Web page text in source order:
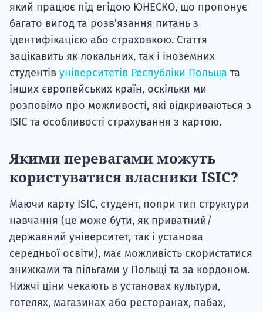
який працює під егідою ЮНЕСКО, що пропонує
багато вигод та розв’язання питань з
ідентифікацією або страховкою. Стаття
зацікавить як локальних, так і іноземних
студентів університетів Республіки Польща та
інших європейських країн, оскільки ми
розповімо про можливості, які відкриваються з
ISIC та особливості страхування з картою.
Якими перевагами можуть
користуватися власники ISIC?
Маючи карту ISIC, студент, попри тип структури
навчання (це може бути, як приватний/
державний університет, так і установа
середньої освіти), має можливість скористатися
знижками та пільгами у Польщі та за кордоном.
Нижчі ціни чекають в установах культури,
готелях, магазинах або ресторанах, пабах,